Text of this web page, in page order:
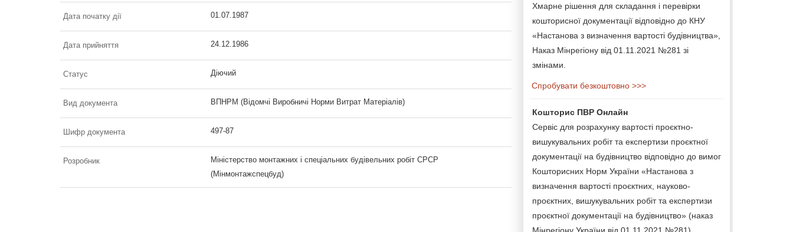
Дата початку дії 01.07.1987
Дата прийняття 24.12.1986
Статус Діючий
Вид документа ВПНРМ (Відомчі Виробничі Норми Витрат Матеріалів)
Шифр документа 497-87
Розробник
Міністерство монтажних і спеціальних будівельних робіт СРСР
(Мінмонтажспецбуд)
Хмарне рішення для складання і перевірки
кошторисної документації відповідно до КНУ
«Настанова з визначення вартості будівництва»,
Наказ Мінрегіону від 01.11.2021 №281 зі
змінами.
Спробувати безкоштовно >>>
Кошторис ПВР Онлайн
Сервіс для розрахунку вартості проєктно-
вишукувальних робіт та експертизи проєктної
документації на будівництво відповідно до вимог
Кошторисних Норм України «Настанова з
визначення вартості проєктних, науково-
проєктних, вишукувальних робіт та експертизи
проєктної документації на будівництво» (наказ
Мінрегіону України від 01.11.2021 №281).